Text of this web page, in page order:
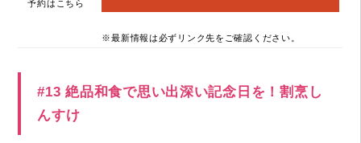
予約はこちら
※最新情報は必ずリンク先をご確認ください。
#13 絶品和食で思い出深い記念日を！割烹し
んすけ